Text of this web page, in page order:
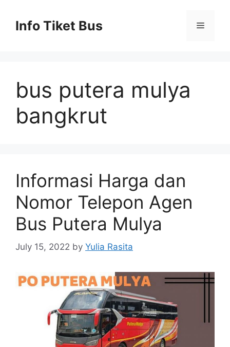
contentInfo Tiket Bus Menu
bus putera mulya
bangkrut
Informasi Harga dan
Nomor Telepon Agen
Bus Putera Mulya
July 15, 2022 by Yulia Rasita